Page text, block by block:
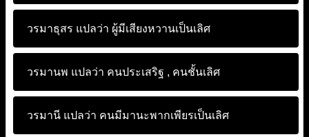
วรมาธุสร แปลว่า ผู้มีเสียงหวานเป็นเลิศ
วรมานพ แปลว่า คนประเสริฐ , คนชั้นเลิศ
วรมานี แปลว่า คนมีมานะพากเพียรเป็นเลิศ